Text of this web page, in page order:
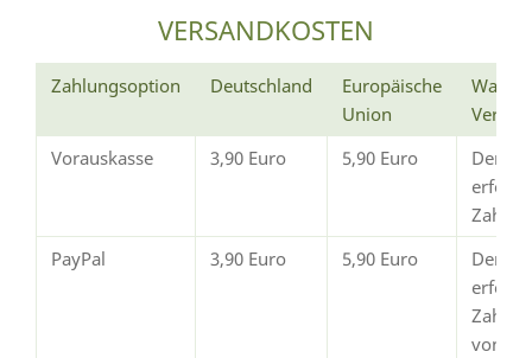
VERSANDKOSTEN
Zahlungsoption Deutschland
Europäische
Union
Wann
Vorauskasse
3,90 Euro 5,90 Euro
Der
erfolgt
PayPal
3,90 Euro 5,90 Euro
Der
von